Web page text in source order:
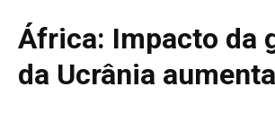
África: Impacto da
da Ucrânia